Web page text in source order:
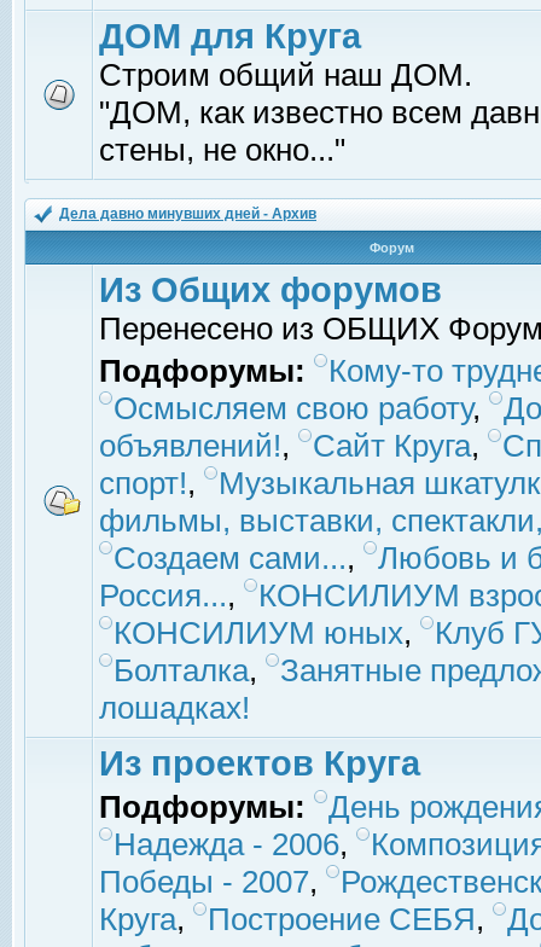
ДОМ для Круга
Строим общий наш ДОМ.
"ДОМ, как известно всем
стены, не окно..."
Дела давно минувших дней - Архив
Форум
Из Общих форумов
Перенесено из ОБЩИХ
Подфорумы:
Кому-то
Осмысляем свою работу,
объявлений!, Сайт Круга,
спорт!,
Музыкальная
фильмы, выставки,
Создаем сами...,
Любовь и
Россия...,
КОНСИЛИУМ
КОНСИЛИУМ юных,
Клуб
Болталка,
Занятные
лошадках!
Из проектов Круга
Подфорумы:
День
Надежда - 2006,
Победы - 2007,
Круга, Построение СЕБЯ,